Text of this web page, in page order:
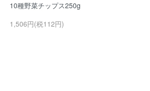
10種野菜チップス250g
1,506円(税112円)